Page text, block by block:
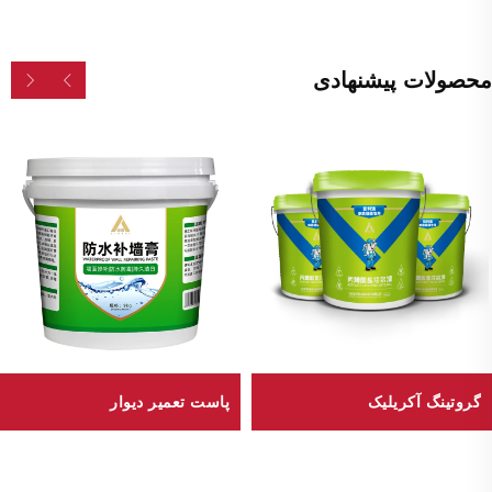
محصولات پیشنهادی
گروتینگ آکریلیک پاست تعمیر دیوار